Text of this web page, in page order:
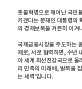
촛불혁명으로 깨어난 국민
키겠다는 문재인 대통령의
의 경제보복을 거뜬히 이겨
국제금융시장을 주도하는
제로, 서로 협력하면, 수년
아 세계 최선진강국으로 올
리 민족의 미래에, 발목을
는 세력’입니다.